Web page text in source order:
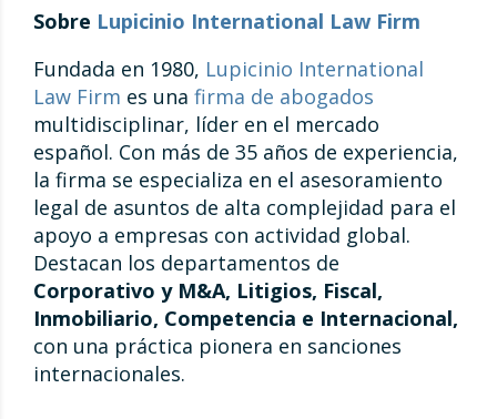
Sobre Lupicinio International Law Firm
Fundada en 1980, Lupicinio International
Law Firm es una firma de abogados
multidisciplinar, líder en el mercado
español. Con más de 35 años de experiencia,
la firma se especializa en el asesoramiento
legal de asuntos de alta complejidad para el
apoyo a empresas con actividad global.
Destacan los departamentos de
Corporativo y M&A, Litigios, Fiscal,
Inmobiliario, Competencia e Internacional,
con una práctica pionera en sanciones
internacionales.